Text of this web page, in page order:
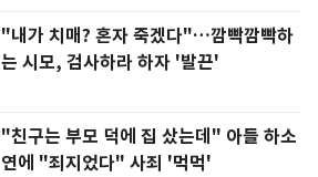
"내가 치매? 혼자 죽겠다"…깜빡깜빡하
는 시모, 검사하라 하자 '발끈'
"친구는 부모 덕에 집 샀는데" 아들 하소
연에 "죄지었다" 사죄 '먹먹'